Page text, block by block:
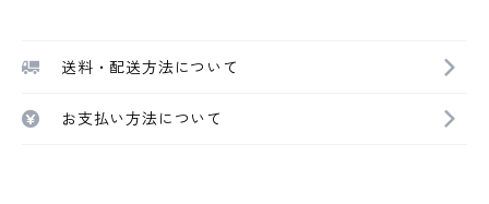
送料・配送方法について
お支払い方法について